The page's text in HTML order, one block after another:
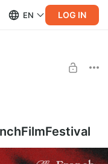
EN LOG IN